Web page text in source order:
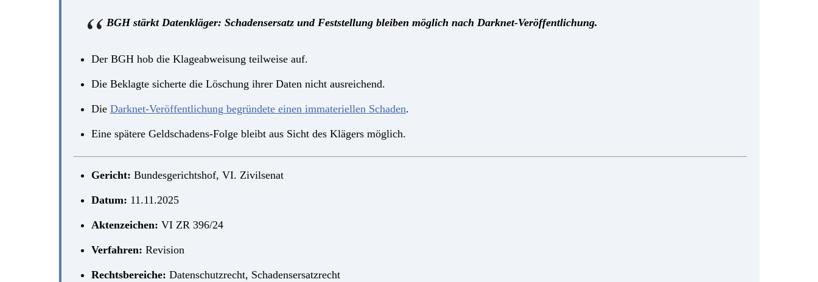
BGH stärkt Datenkläger: Schadensersatz und Feststellung bleiben möglich nach Darknet-Veröffentlichung.
Der BGH hob die Klageabweisung teilweise auf.
Die Beklagte sicherte die Löschung ihrer Daten nicht ausreichend.
Die Darknet-Veröffentlichung begründete einen immateriellen Schaden.
Eine spätere Geldschadens-Folge bleibt aus Sicht des Klägers möglich.
Gericht: Bundesgerichtshof, VI. Zivilsenat
Datum: 11.11.2025
Aktenzeichen: VI ZR 396/24
Verfahren: Revision
Rechtsbereiche: Datenschutzrecht, Schadensersatzrecht